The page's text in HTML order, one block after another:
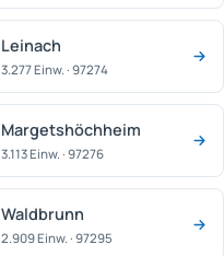
Leinach
3.277 Einw. · 97274
Margetshöchheim
3.113 Einw. · 97276
Waldbrunn
2.909 Einw. · 97295